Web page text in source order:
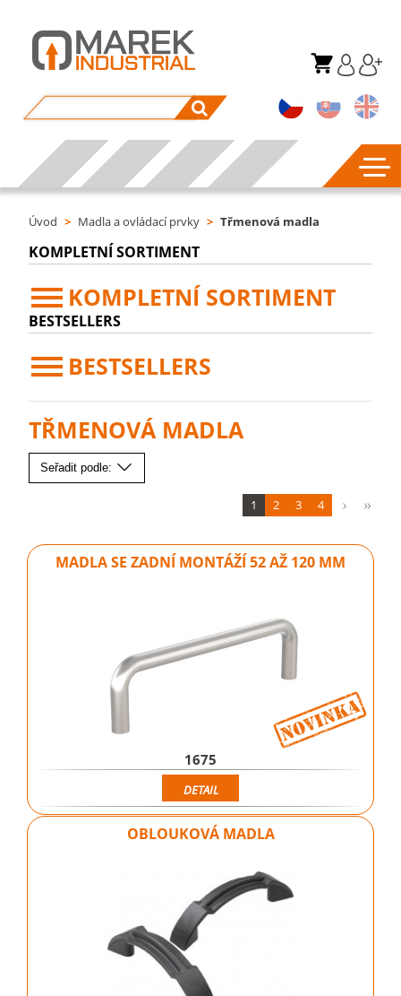
Úvod > Madla a ovládací prvky > Třmenová madla
KOMPLETNÍ SORTIMENT
KOMPLETNÍ SORTIMENT
BESTSELLERS
BESTSELLERS
TŘMENOVÁ MADLA
Seřadit podle:
1 2 3 4
MADLA SE ZADNÍ MONTÁŽÍ 52 AŽ 120 MM
1675
DETAIL
OBLOUKOVÁ MADLA